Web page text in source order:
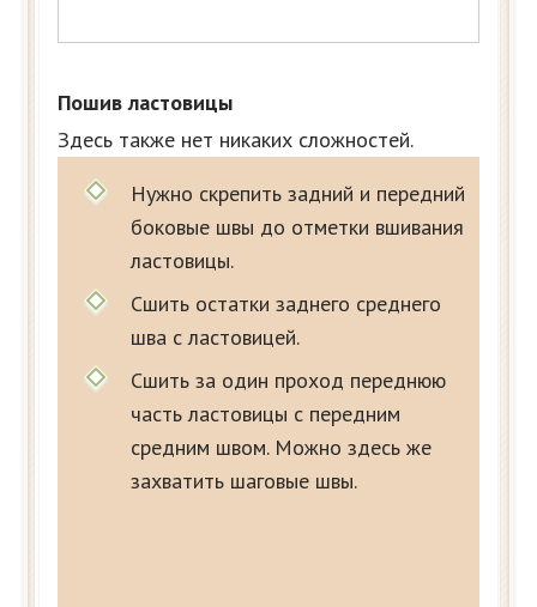
Пошив ластовицы
Здесь также нет никаких сложностей.
Нужно скрепить задний и передний
боковые швы до отметки вшивания
ластовицы.
Сшить остатки заднего среднего
шва с ластовицей.
Сшить за один проход переднюю
часть ластовицы с передним
средним швом. Можно здесь же
захватить шаговые швы.